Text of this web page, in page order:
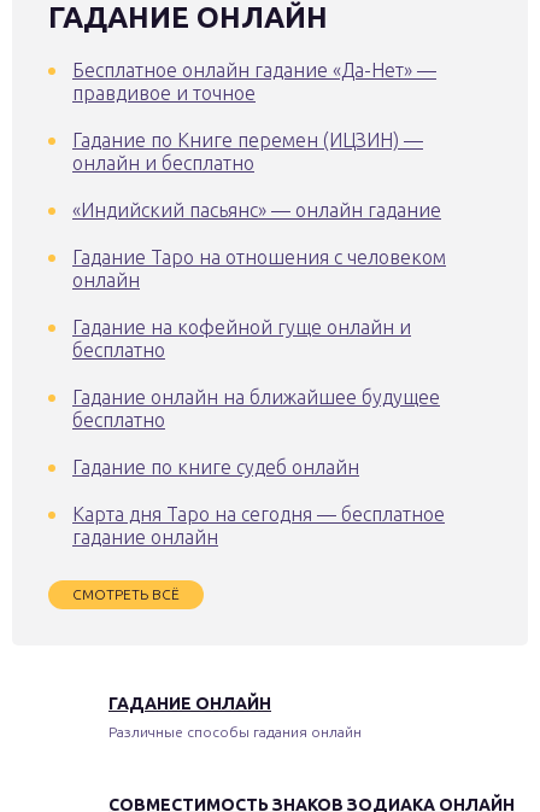
ГАДАНИЕ ОНЛАЙН
Бесплатное онлайн гадание «Да-Нет» —
правдивое и точное
Гадание по Книге перемен (ИЦЗИН) —
онлайн и бесплатно
«Индийский пасьянс» — онлайн гадание
Гадание Таро на отношения с человеком
онлайн
Гадание на кофейной гуще онлайн и
бесплатно
Гадание онлайн на ближайшее будущее
бесплатно
Гадание по книге судеб онлайн
Карта дня Таро на сегодня — бесплатное
гадание онлайн
СМОТРЕТЬ ВСЁ
ГАДАНИЕ ОНЛАЙН
Различные способы гадания онлайн
СОВМЕСТИМОСТЬ ЗНАКОВ ЗОДИАКА ОНЛАЙН